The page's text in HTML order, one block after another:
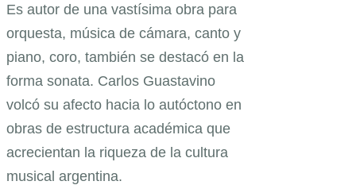
Es autor de una vastísima obra para
orquesta, música de cámara, canto y
piano, coro, también se destacó en la
forma sonata. Carlos Guastavino
volcó su afecto hacia lo autóctono en
obras de estructura académica que
acrecientan la riqueza de la cultura
musical argentina.